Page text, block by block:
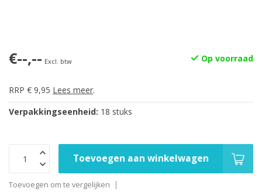
€--,-- Excl. btw Op voorraad
RRP € 9,95 Lees meer.
Verpakkingseenheid: 18 stuks
Toevoegen aan winkelwagen
Toevoegen om te vergelijken